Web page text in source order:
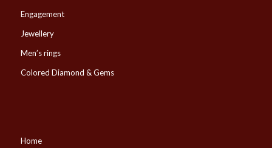
Engagement
Jewellery
Men’s rings
Colored Diamond & Gems
Home